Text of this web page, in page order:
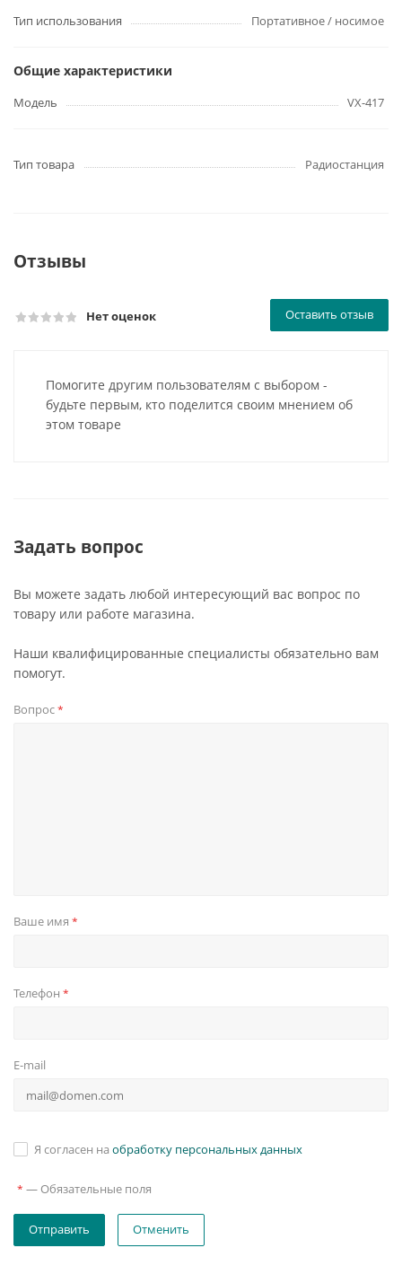
Тип использования Портативное / носимое
Общие характеристики
Модель VX-417
Тип товара Радиостанция
Отзывы
Нет оценок Оставить отзыв
Помогите другим пользователям с выбором -
будьте первым, кто поделится своим мнением об
этом товаре
Задать вопрос
Вы можете задать любой интересующий вас вопрос по
товару или работе магазина.
Наши квалифицированные специалисты обязательно вам
помогут.
Вопрос*
Ваше имя *
Телефон *
E-mail
Я согласен на обработку персональных данных
* — Обязательные поля
Отменить